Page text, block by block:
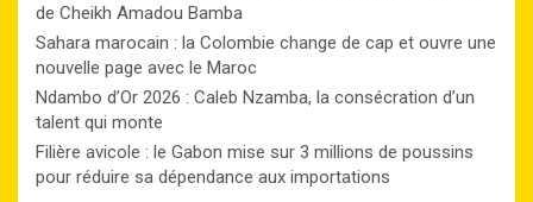
de Cheikh Amadou Bamba
Sahara marocain : la Colombie change de cap et ouvre une
nouvelle page avec le Maroc
Ndambo d’Or 2026 : Caleb Nzamba, la consécration d’un
talent qui monte
Filière avicole : le Gabon mise sur 3 millions de poussins
pour réduire sa dépendance aux importations